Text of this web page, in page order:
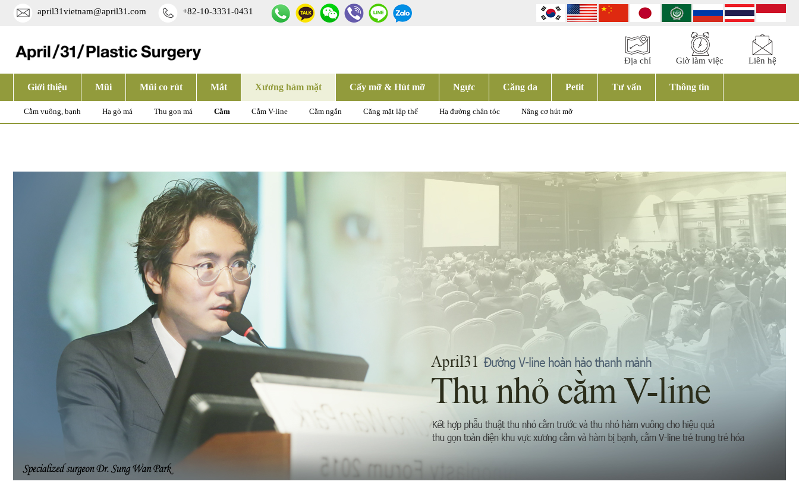
april31vietnam@april31.com +82-10-3331-0431
Địa chỉ Giờ làm việc Liên hệ
Giới thiệu Mũi Mũi co rút Mắt Xương hàm mặt Cấy mỡ & Hút mỡ Ngực Căng da Petit Tư vấn Thông tin
Cằm vuông, bạnh Hạ gò má Thu gọn má Cằm Cằm V-line Cằm ngắn Căng mặt lập thể Hạ đường chân tóc Nâng cơ hút mỡ